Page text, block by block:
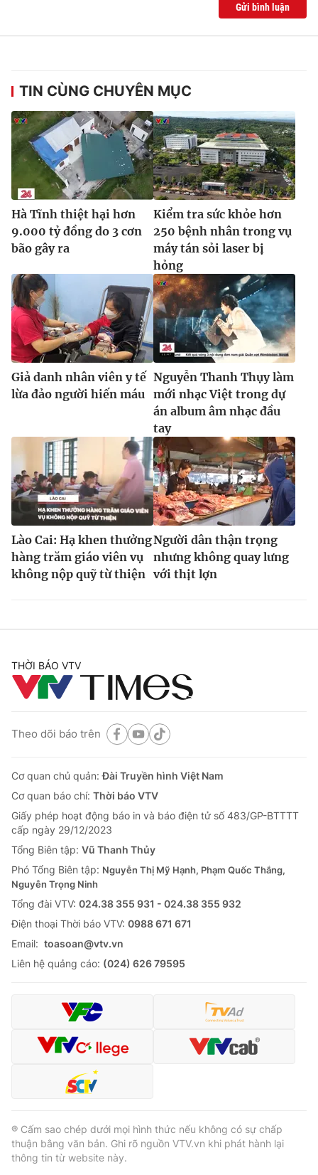
Theo dõi báo trên
Cơ quan báo chí: Thời báo VTV
Giấy phép hoạt động báo in và báo điện tử số 483/GP-BTTTT
cấp ngày 29/12/2023
Tổng Biên tập:Vũ Thanh Thủy
Phó Tổng Biên tập:
Nguyễn Thị Mỹ Hạnh, Phạm Quốc Thắng,
Nguyễn Trọng Ninh
Tổng đài VTV: 024.38 355 931 - 024.38 355 932
Ðiện thoại Thời báo VTV:024.66 897 897
Email:toasoan@vtv.vn
024-7300.7108
® Cấm sao chép dưới mọi hình thức nếu không có sự chấp
thuận bằng văn bản. Ghi rõ nguồn VTV.vn khi phát hành lại
thông tin từ website này.
Gửi bình luận
TIN CÙNG CHUYÊN MỤC
Hà Tĩnh thiệt hại hơn
9.000 tỷ đồng do 3 cơn
bão gây ra
Kiểm tra sức khỏe hơn
250 bệnh nhân trong vụ
máy tán sỏi laser bị
hỏng
Giả danh nhân viên y tế
lừa đảo người hiến máu
Nguyễn Thanh Thụy làm
mới nhạc Việt trong dự
án album âm nhạc đầu
tay
Lào Cai: Hạ khen thưởng
hàng trăm giáo viên vụ
không nộp quỹ từ thiện
Người dân thận trọng
nhưng không quay lưng
với thịt lợn
THỜI BÁO VTV
Theo dõi báo trên
Cơ quan chủ quản:Đài Truyền hình Việt Nam
Cơ quan báo chí: Thời báo VTV
Giấy phép hoạt động báo in và báo điện tử số 483/GP-BTTTT
cấp ngày 29/12/2023
Tổng Biên tập: Vũ Thanh Thủy
Phó Tổng Biên tập: Nguyễn Thị Mỹ Hạnh, Phạm Quốc Thắng,
Nguyễn Trọng Ninh
Tổng đài VTV: 024.38 355 931 - 024.38 355 932
Ðiện thoại Thời báo VTV: 0988 671 671
Email: toasoan@vtv.vn
Liên hệ quảng cáo: (024) 626 79595
® Cấm sao chép dưới mọi hình thức nếu không có sự chấp
thuận bằng văn bản. Ghi rõ nguồn VTV.vn khi phát hành lại
thông tin từ website này.